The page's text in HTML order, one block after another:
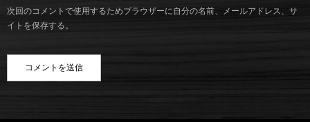
次回のコメントで使用するためブラウザーに自分の名前、メールアドレス、サ
イトを保存する。